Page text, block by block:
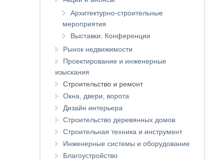
Архитектурно-строительные
мероприятия
Выставки. Конференции
Рынок недвижимости
Проектирование и инженерные
изыскания
Строительство и ремонт
Окна, двери, ворота
Дизайн интерьера
Строительство деревянных домов
Строительная техника и инструмент
Инженерные системы и оборудование
Благоустройство